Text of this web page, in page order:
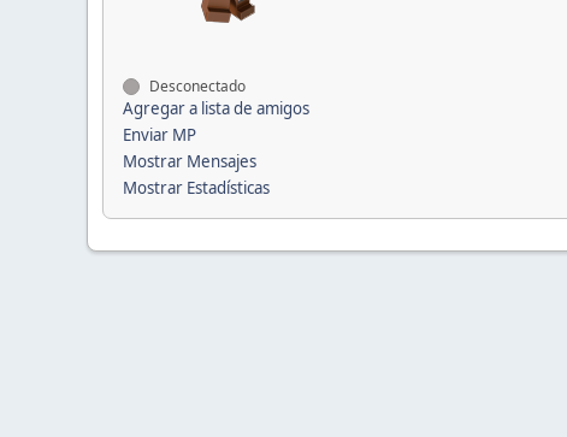
Desconectado
Agregar a lista de amigos
Enviar MP
Mostrar Mensajes
Mostrar Estadísticas